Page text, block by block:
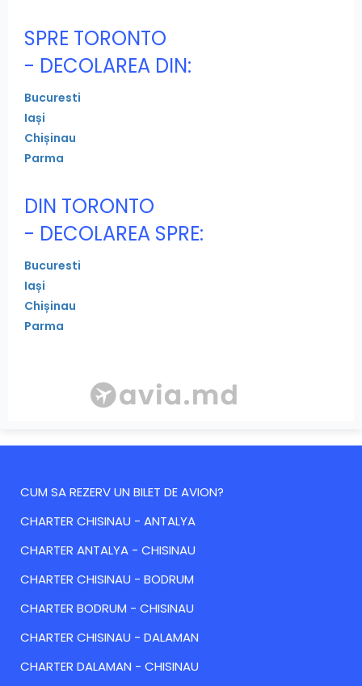
SPRE TORONTO
- DECOLAREA DIN:
Bucuresti
Iași
Chișinau
Parma
DIN TORONTO
- DECOLAREA SPRE:
Bucuresti
Iași
Chișinau
Parma
CUM SA REZERV UN BILET DE AVION?
CHARTER CHISINAU - ANTALYA
CHARTER ANTALYA - CHISINAU
CHARTER CHISINAU - BODRUM
CHARTER BODRUM - CHISINAU
CHARTER CHISINAU - DALAMAN
CHARTER DALAMAN - CHISINAU